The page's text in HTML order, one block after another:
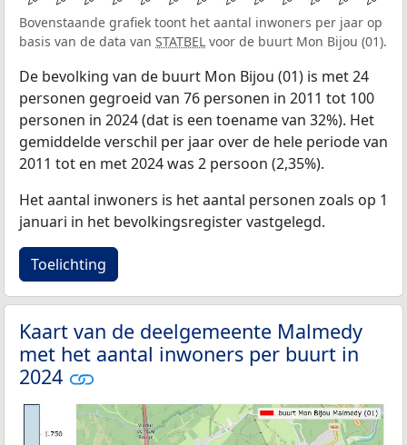
Bovenstaande grafiek toont het aantal inwoners per jaar op
basis van de data van STATBEL voor de buurt Mon Bijou (01).
De bevolking van de buurt Mon Bijou (01) is met 24
personen gegroeid van 76 personen in 2011 tot 100
personen in 2024 (dat is een toename van 32%). Het
gemiddelde verschil per jaar over de hele periode van
2011 tot en met 2024 was 2 persoon (2,35%).
Het aantal inwoners is het aantal personen zoals op 1
januari in het bevolkingsregister vastgelegd.
Toelichting
Kaart van de deelgemeente Malmedy
met het aantal inwoners per buurt in
2024